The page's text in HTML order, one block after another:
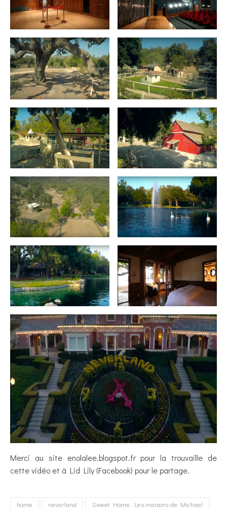
Merci au site enolalee.blogspot.fr pour la trouvaille de
cette vidéo et à Lid Lily (Facebook) pour le partage.
home neverland Sweet Home: Les maisons de Michael